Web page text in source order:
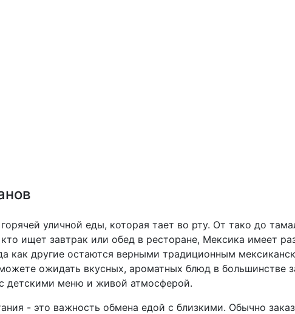
уличной еды, которая тает во рту. От тако до
ищет завтрак или обед в ресторане, Мексика имеет
как другие остаются верными традиционным
ожидать вкусных, ароматных блюд в большинстве
детскими меню и живой атмосферой.
- это важность обмена едой с близкими. Обычно